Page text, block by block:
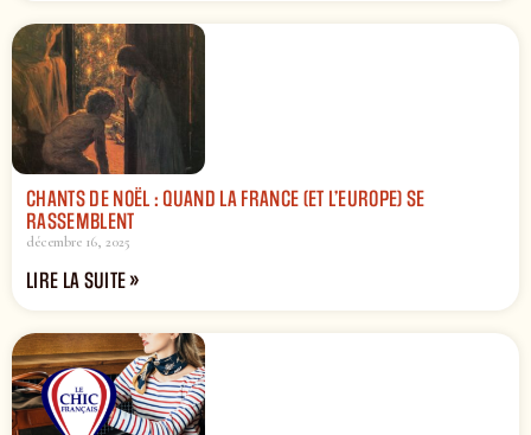
CHANTS DE NOËL : QUAND LA FRANCE (ET L’EUROPE) SE
RASSEMBLENT
décembre 16, 2025
LIRE LA SUITE »